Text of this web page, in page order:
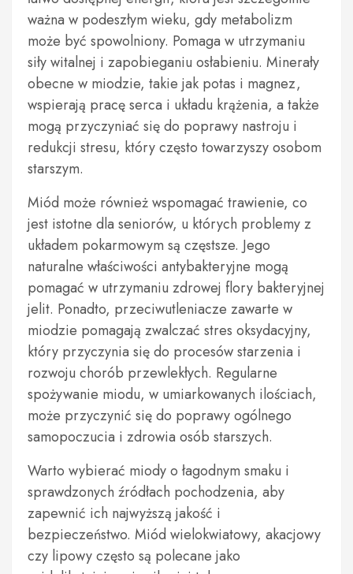
ważna w podeszłym wieku, gdy metabolizm
może być spowolniony. Pomaga w utrzymaniu
siły witalnej i zapobieganiu osłabieniu. Minerały
obecne w miodzie, takie jak potas i magnez,
wspierają pracę serca i układu krążenia, a także
mogą przyczyniać się do poprawy nastroju i
redukcji stresu, który często towarzyszy osobom
starszym.
Miód może również wspomagać trawienie, co
jest istotne dla seniorów, u których problemy z
układem pokarmowym są częstsze. Jego
naturalne właściwości antybakteryjne mogą
pomagać w utrzymaniu zdrowej flory bakteryjnej
jelit. Ponadto, przeciwutleniacze zawarte w
miodzie pomagają zwalczać stres oksydacyjny,
który przyczynia się do procesów starzenia i
rozwoju chorób przewlekłych. Regularne
spożywanie miodu, w umiarkowanych ilościach,
może przyczynić się do poprawy ogólnego
samopoczucia i zdrowia osób starszych.
Warto wybierać miody o łagodnym smaku i
sprawdzonych źródłach pochodzenia, aby
zapewnić ich najwyższą jakość i
bezpieczeństwo. Miód wielokwiatowy, akacjowy
czy lipowy często są polecane jako